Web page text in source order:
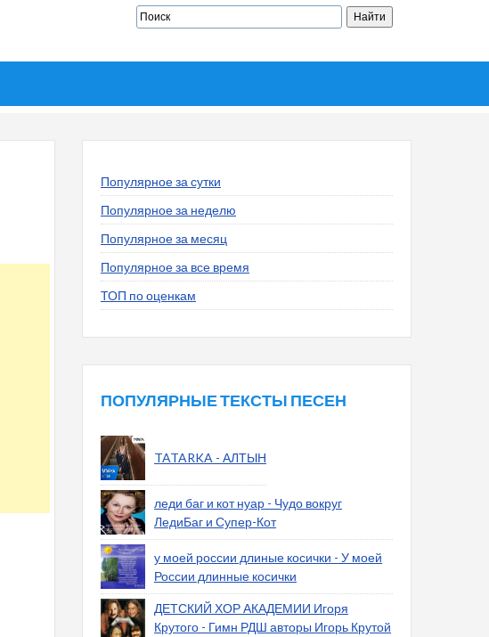
Популярное за сутки
Популярное за неделю
Популярное за месяц
Популярное за все время
ТОП по оценкам
ПОПУЛЯРНЫЕ ТЕКСТЫ ПЕСЕН
TATARKA - АЛТЫН
леди баг и кот нуар - Чудо вокруг
ЛедиБаг и Супер-Кот
у моей россии длиные косички - У моей
России длинные косички
ДЕТСКИЙ ХОР АКАДЕМИИ Игоря
Крутого - Гимн РДШ авторы Игорь Крутой